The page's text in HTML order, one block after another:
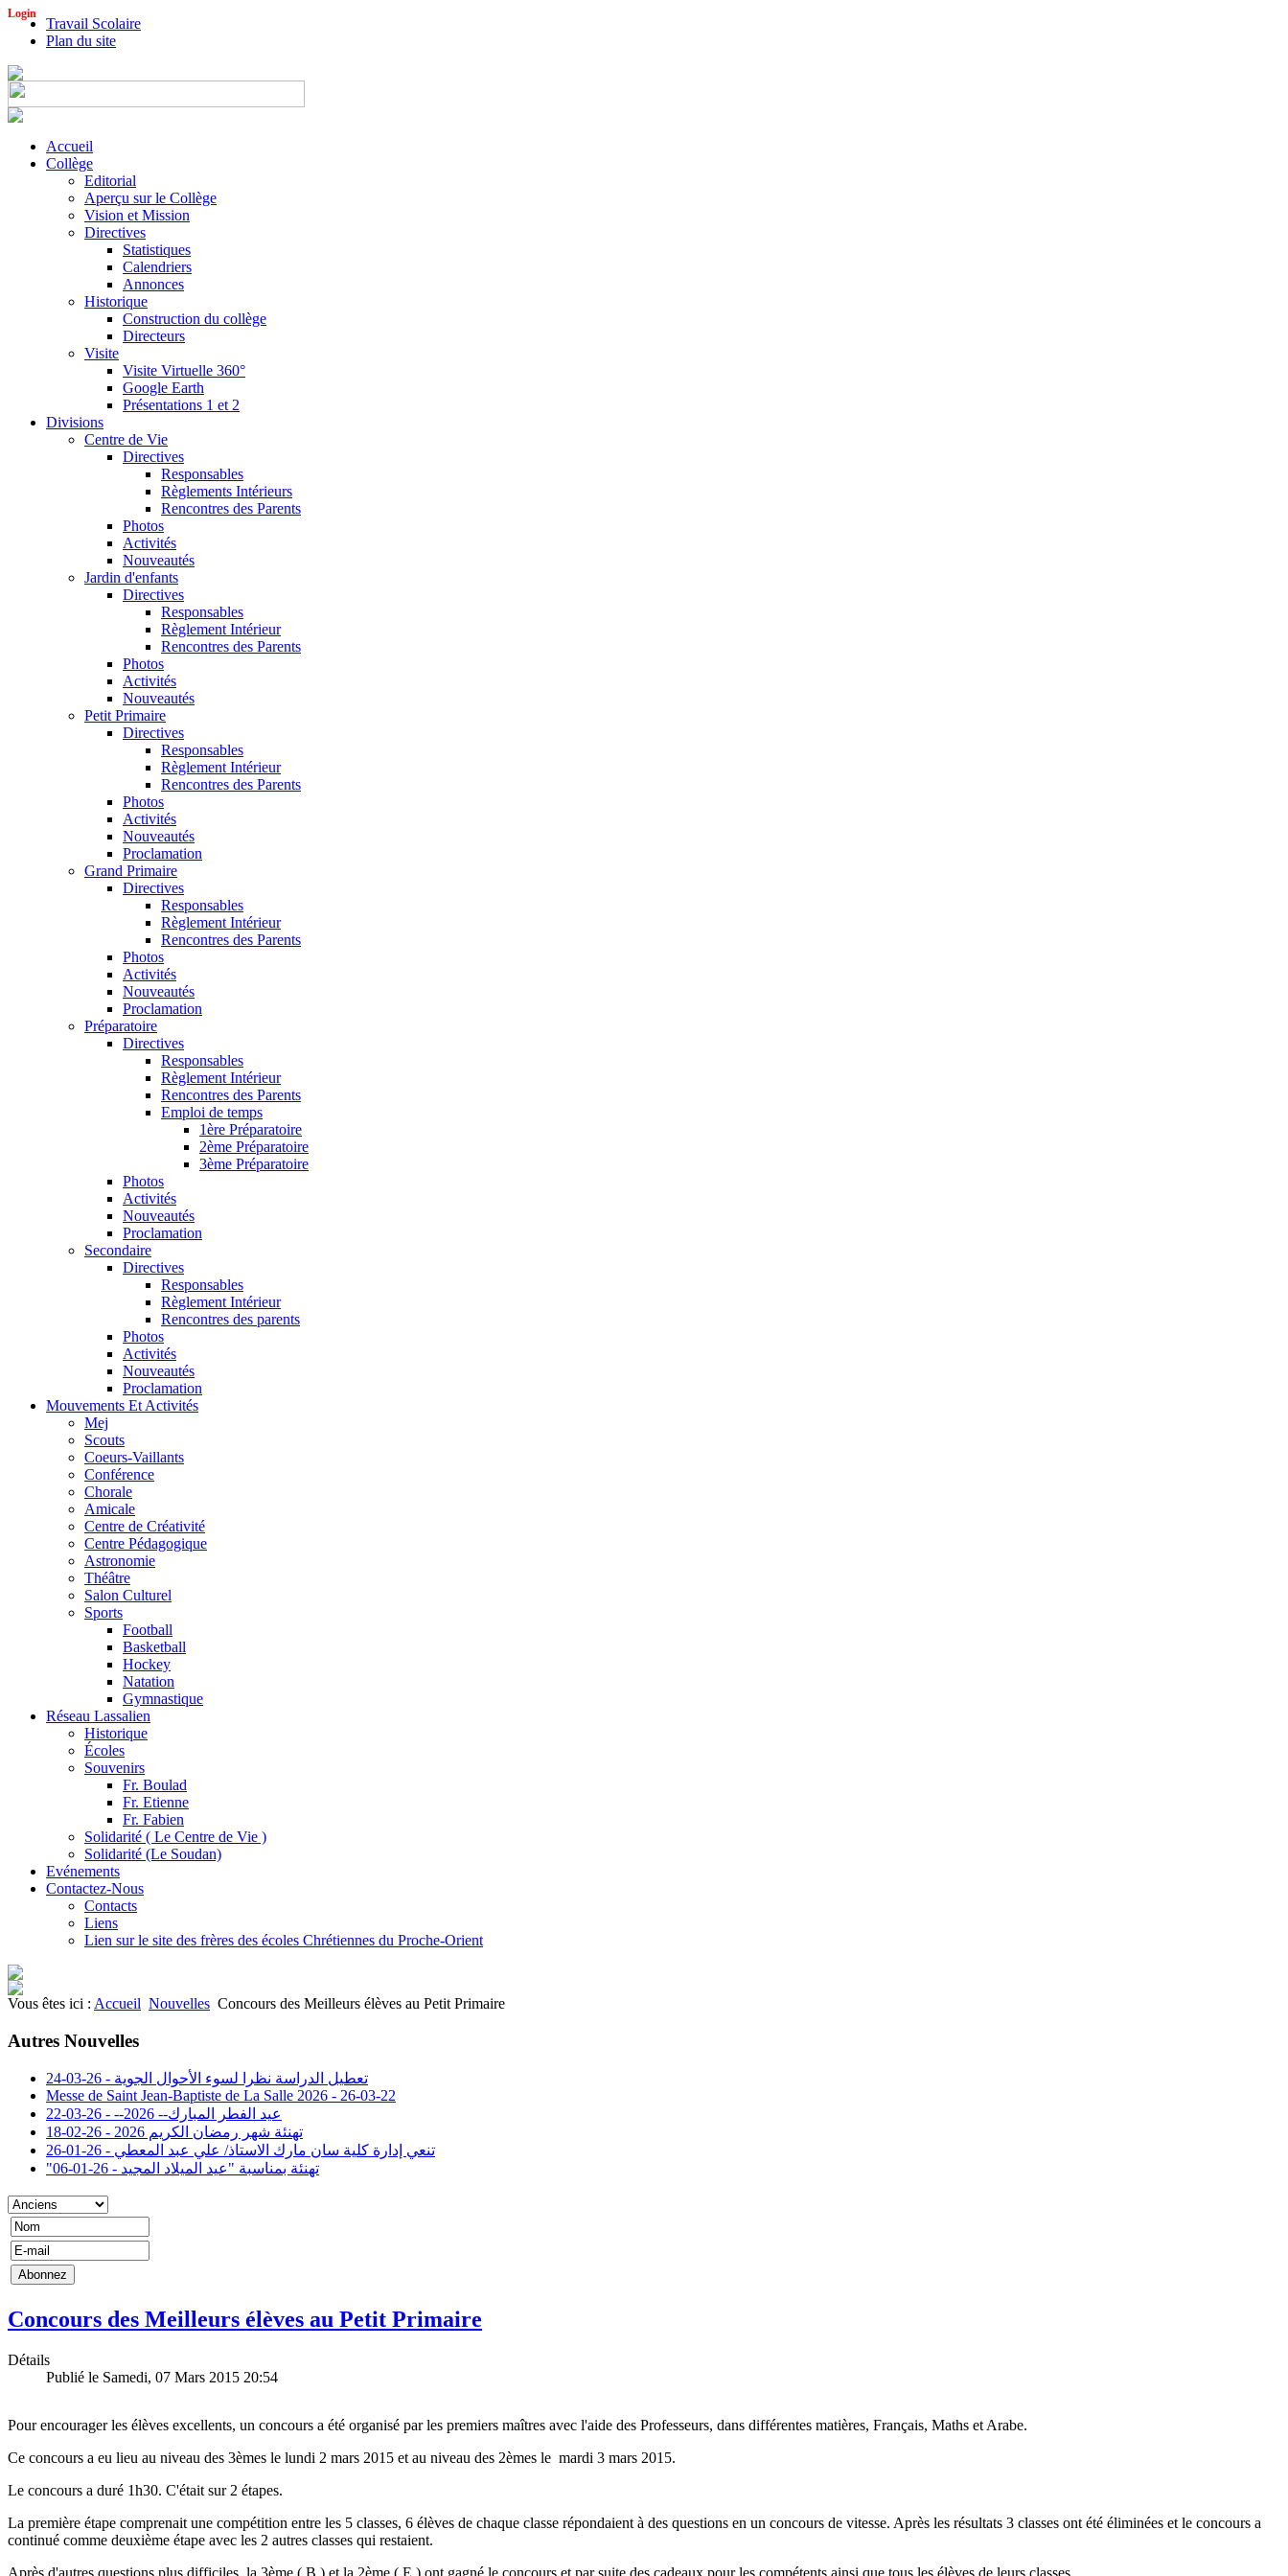
Login
Travail Scolaire
Plan du site
Accueil
Collège
Editorial
Aperçu sur le Collège
Vision et Mission
Directives
Statistiques
Calendriers
Annonces
Historique
Construction du collège
Directeurs
Visite
Visite Virtuelle 360°
Google Earth
Présentations 1 et 2
Divisions
Centre de Vie
Directives
Responsables
Règlements Intérieurs
Rencontres des Parents
Photos
Activités
Nouveautés
Jardin d'enfants
Directives
Responsables
Règlement Intérieur
Rencontres des Parents
Photos
Activités
Nouveautés
Petit Primaire
Directives
Responsables
Règlement Intérieur
Rencontres des Parents
Photos
Activités
Nouveautés
Proclamation
Grand Primaire
Directives
Responsables
Règlement Intérieur
Rencontres des Parents
Photos
Activités
Nouveautés
Proclamation
Préparatoire
Directives
Responsables
Règlement Intérieur
Rencontres des Parents
Emploi de temps
1ère Préparatoire
2ème Préparatoire
3ème Préparatoire
Photos
Activités
Nouveautés
Proclamation
Secondaire
Directives
Responsables
Règlement Intérieur
Rencontres des parents
Photos
Activités
Nouveautés
Proclamation
Mouvements Et Activités
Mej
Scouts
Coeurs-Vaillants
Conférence
Chorale
Amicale
Centre de Créativité
Centre Pédagogique
Astronomie
Théâtre
Salon Culturel
Sports
Football
Basketball
Hockey
Natation
Gymnastique
Réseau Lassalien
Historique
Écoles
Souvenirs
Fr. Boulad
Fr. Etienne
Fr. Fabien
Solidarité ( Le Centre de Vie )
Solidarité (Le Soudan)
Evénements
Contactez-Nous
Contacts
Liens
Lien sur le site des frères des écoles Chrétiennes du Proche-Orient
Vous êtes ici : Accueil Nouvelles Concours des Meilleurs élèves au Petit Primaire
Autres Nouvelles
تعطيل الدراسة نظرا لسوء الأحوال الجوية - 26-03-24
Messe de Saint Jean-Baptiste de La Salle 2026 - 26-03-22
عيد الفطر المبارك-- 2026-- - 26-03-22
تهنئة شهر رمضان الكريم 2026 - 26-02-18
تنعي إدارة كلية سان مارك الاستاذ/ علي عبد المعطي - 26-01-26
"تهنئة بمناسبة "عيد الميلاد المجيد - 26-01-06
Concours des Meilleurs élèves au Petit Primaire
Détails
Publié le Samedi, 07 Mars 2015 20:54
Pour encourager les élèves excellents, un concours a été organisé par les premiers maîtres avec l'aide des Professeurs, dans différentes matières, Français, Maths et Arabe.
Ce concours a eu lieu au niveau des 3èmes le lundi 2 mars 2015 et au niveau des 2èmes le mardi 3 mars 2015.
Le concours a duré 1h30. C'était sur 2 étapes.
La première étape comprenait une compétition entre les 5 classes, 6 élèves de chaque classe répondaient à des questions en un concours de vitesse. Après les résultats 3 classes ont été éliminées et le concours a
continué comme deuxième étape avec les 2 autres classes qui restaient.
Après d'autres questions plus difficiles, la 3ème ( B ) et la 2ème ( E ) ont gagné le concours et par suite des cadeaux pour les compétents ainsi que tous les élèves de leurs classes.